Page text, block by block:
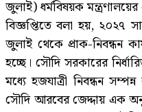
জুলাই) ধর্মবিষয়ক
বিজ্ঞপ্তিতে বলা হয়, ২০২৭
জুলাই থেকে প্রাক-নিবন্ধন
হচ্ছে। সৌদি সরকারের
মধ্যে হজযাত্রী নিবন্ধন
সৌদি আরবের জেদ্দায় এক